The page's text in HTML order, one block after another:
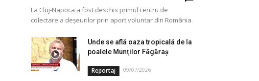
La Cluj-Napoca a fost deschis primul centru de
colectare a deșeurilor prin aport voluntar din România.
Unde se află oaza tropicală de la
poalele Munților Făgăraș
Reportaj 09/07/2026